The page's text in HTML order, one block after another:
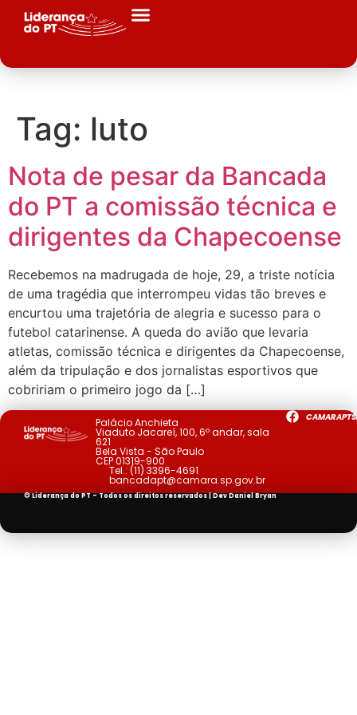
Tag: luto
Nota de pesar da Bancada
do PT a comissão técnica e
dirigentes da Chapecoense
Recebemos na madrugada de hoje, 29, a triste notícia
de uma tragédia que interrompeu vidas tão breves e
encurtou uma trajetória de alegria e sucesso para o
futebol catarinense. A queda do avião que levaria
atletas, comissão técnica e dirigentes da Chapecoense,
além da tripulação e dos jornalistas esportivos que
cobririam o primeiro jogo da […]
Palácio Anchieta
Viaduto Jacareí, 100, 6º andar, sala
621
Bela Vista - São Paulo
CEP 01319-900
Tel.: (11) 3396-4691
bancadapt@camara.sp.gov.br
© Liderança do PT - Todos os direitos reservados | DevDaniel Bryan